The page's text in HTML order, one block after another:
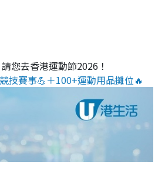
請您去香港運動節2026！
技賽事💪＋100+運動用品攤位🔥